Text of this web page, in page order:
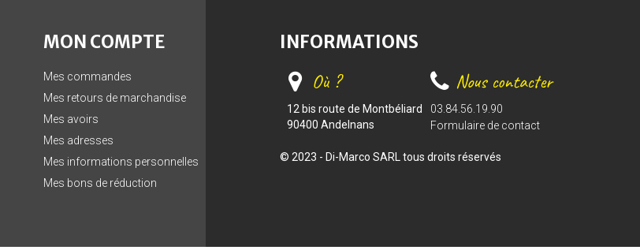
MON COMPTE
Mes commandes
Mes retours de marchandise
Mes avoirs
Mes adresses
Mes informations personnelles
Mes bons de réduction
INFORMATIONS
Où ?
12 bis route de Montbéliard
90400 Andelnans
Nous contacter
03.84.56.19.90
Formulaire de contact
© 2023 - Di-Marco SARL tous droits réservés